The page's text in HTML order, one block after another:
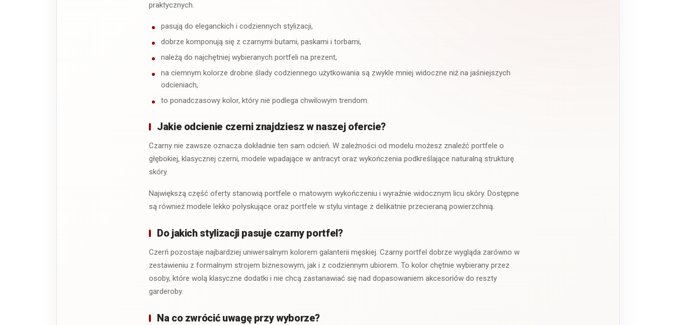
praktycznych.
pasują do eleganckich i codziennych stylizacji,
dobrze komponują się z czarnymi butami, paskami i torbami,
należą do najchętniej wybieranych portfeli na prezent,
na ciemnym kolorze drobne ślady codziennego użytkowania są zwykle mniej widoczne niż na jaśniejszych
odcieniach,
to ponadczasowy kolor, który nie podlega chwilowym trendom.
Jakie odcienie czerni znajdziesz w naszej ofercie?
Czarny nie zawsze oznacza dokładnie ten sam odcień. W zależności od modelu możesz znaleźć portfele o
głębokiej, klasycznej czerni, modele wpadające w antracyt oraz wykończenia podkreślające naturalną strukturę
skóry.
Największą część oferty stanowią portfele o matowym wykończeniu i wyraźnie widocznym licu skóry. Dostępne
są również modele lekko połyskujące oraz portfele w stylu vintage z delikatnie przecieraną powierzchnią.
Do jakich stylizacji pasuje czarny portfel?
Czerń pozostaje najbardziej uniwersalnym kolorem galanterii męskiej. Czarny portfel dobrze wygląda zarówno w
zestawieniu z formalnym strojem biznesowym, jak i z codziennym ubiorem. To kolor chętnie wybierany przez
osoby, które wolą klasyczne dodatki i nie chcą zastanawiać się nad dopasowaniem akcesoriów do reszty
garderoby.
Na co zwrócić uwagę przy wyborze?